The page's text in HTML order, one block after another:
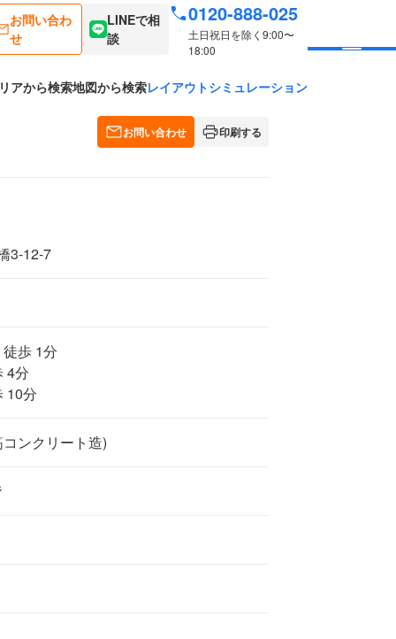
お問い合わ
せ
LINEで相
談
0120-888-025
土日祝日を除く9:00〜
18:00
アから検索地図から検索レイアウトシミュレーション
お問い合わせ 印刷する
3-12-7
歩 1分
4分
10分
ンクリート造)